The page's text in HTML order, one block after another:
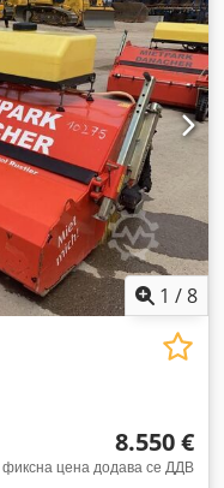
1 /8
8.550 €
фиксна цена додава се ДДВ